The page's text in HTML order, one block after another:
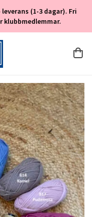
(1-3 dagar). Fri
klubbmedlemmar.